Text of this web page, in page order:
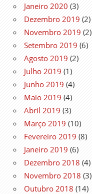
Janeiro 2020 (3)
Dezembro 2019 (2)
Novembro 2019 (2)
Setembro 2019 (6)
Agosto 2019 (2)
Julho 2019 (1)
Junho 2019 (4)
Maio 2019 (4)
Abril 2019 (3)
Março 2019 (10)
Fevereiro 2019 (8)
Janeiro 2019 (6)
Dezembro 2018 (4)
Novembro 2018 (3)
Outubro 2018 (14)